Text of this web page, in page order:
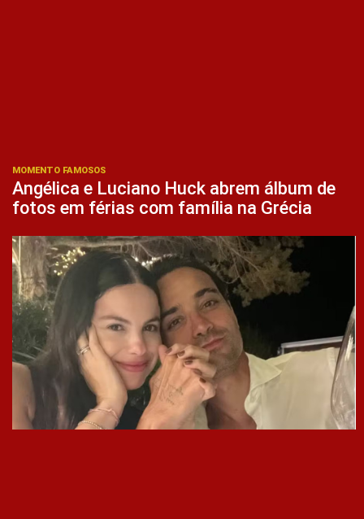
MOMENTO FAMOSOS
Angélica e Luciano Huck abrem álbum de
fotos em férias com família na Grécia